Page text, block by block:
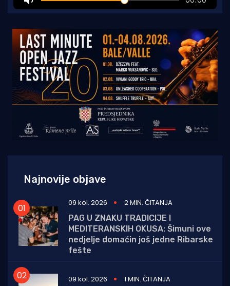
Najnovije objave
09 kol. 2026
2 MIN. ČITANJA
PAG U ZNAKU TRADICIJE I
MEDITERANSKIH OKUSA: Šimuni ove
nedjelje domaćin još jedne Ribarske
fešte
09 kol. 2026
1 MIN. ČITANJA